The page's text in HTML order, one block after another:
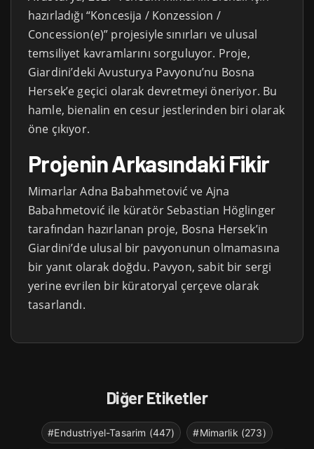
hazırladığı “Koncesija / Konzession /
Concession(e)” projesiyle sınırları ve ulusal
temsiliyet kavramlarını sorguluyor. Proje,
Giardini’deki Avusturya Pavyonu’nu Bosna
Hersek’e geçici olarak devretmeyi öneriyor. Bu
hamle, bienalin en cesur jestlerinden biri olarak
öne çıkıyor.
Projenin Arkasındaki Fikir
Mimarlar Adna Babahmetović ve Ajna
Babahmetović ile küratör Sebastian Höglinger
tarafından hazırlanan proje, Bosna Hersek’in
Giardini’de ulusal bir pavyonunun olmamasına
bir yanıt olarak doğdu. Pavyon, sabit bir sergi
yerine evrilen bir küratoryal çerçeve olarak
tasarlandı.
Diğer Etiketler
#Endustriyel-Tasarim (447) #Mimarlik (273)